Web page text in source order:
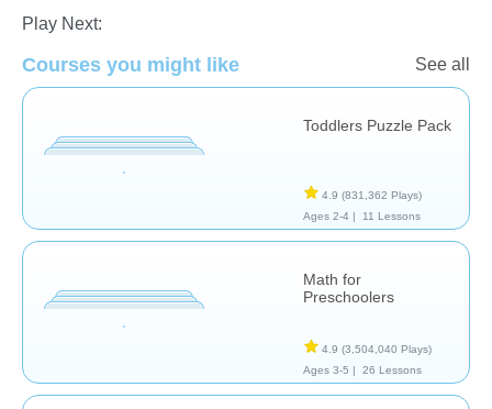
Play Next:
Courses you might like See all
Toddlers Puzzle Pack
4.9 (831,362 Plays)
Ages 2-4 |
11 Lessons
Math for
Preschoolers
4.9 (3,504,040 Plays)
Ages 3-5 |
26 Lessons